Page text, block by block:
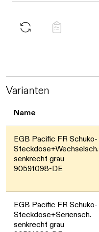
Varianten
Name
EGB Pacific FR Schuko-
Steckdose+Wechselsch.
senkrecht grau
90591098-DE
EGB Pacific FR Schuko-
Steckdose+Seriensch.
senkrecht grau